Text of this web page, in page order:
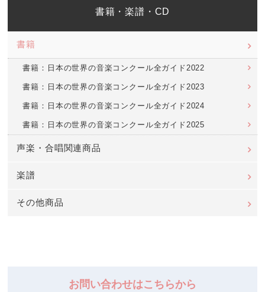
書籍・楽譜・CD
書籍
書籍：日本の世界の音楽コンクール全ガイド2022
書籍：日本の世界の音楽コンクール全ガイド2023
書籍：日本の世界の音楽コンクール全ガイド2024
書籍：日本の世界の音楽コンクール全ガイド2025
声楽・合唱関連商品
楽譜
その他商品
お問い合わせはこちらから